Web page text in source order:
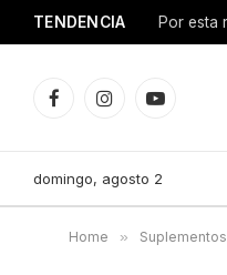
TENDENCIA
FacebookInstagramYouTube
domingo, agosto 2
Home » Suplementos